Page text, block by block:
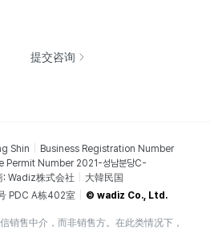
提交咨询
Shin
Business Registration Number
Permit Number 2021-성남분당C-
: Wadiz株式会社
大韓民国
PDC A栋402室
© wadiz Co., Ltd.
销售中介，而非销售方。在此类情况下，